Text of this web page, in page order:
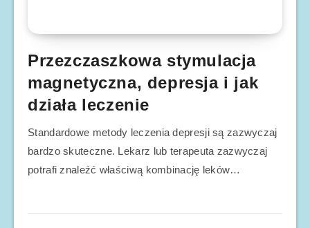
Przezczaszkowa stymulacja
magnetyczna, depresja i jak
działa leczenie
Standardowe metody leczenia depresji są zazwyczaj
bardzo skuteczne. Lekarz lub terapeuta zazwyczaj
potrafi znaleźć właściwą kombinację leków…